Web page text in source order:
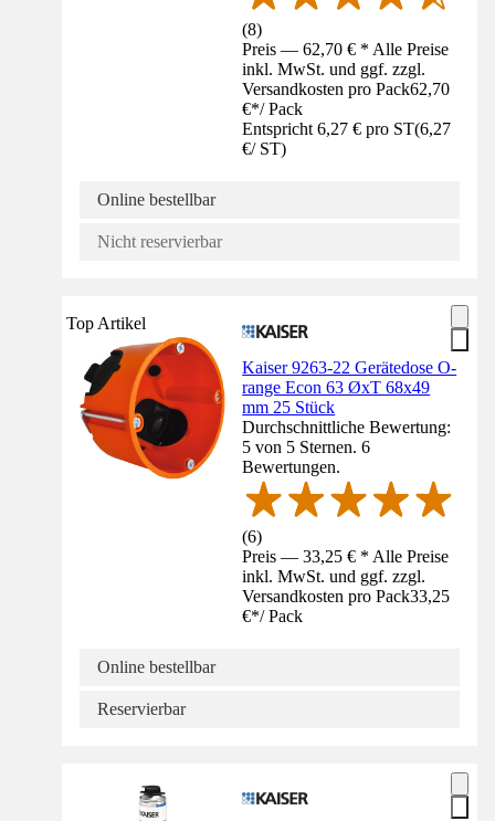
(8)
Preis — 62,70 € * Alle Preise
inkl. MwSt. und ggf. zzgl.
Versandkosten pro Pack62,70
€*/ Pack
Entspricht 6,27 € pro ST(6,27
€/ ST)
Online bestellbar
Nicht reservierbar
Top Artikel
Kaiser 9263-22 Gerätedose O-
range Econ 63 ØxT 68x49
mm 25 Stück
Durchschnittliche Bewertung:
5 von 5 Sternen. 6
Bewertungen.
(6)
Preis — 33,25 € * Alle Preise
inkl. MwSt. und ggf. zzgl.
Versandkosten pro Pack33,25
€*/ Pack
Online bestellbar
Reservierbar